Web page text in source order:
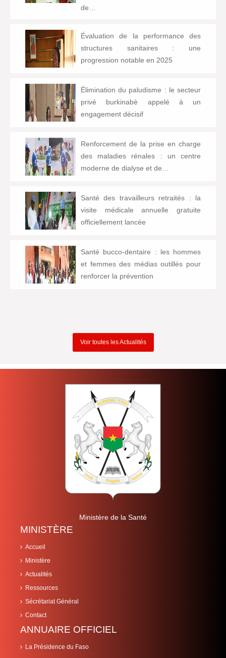
de…
Évaluation de la performance des
structures sanitaires : une
progression notable en 2025
Élimination du paludisme : le secteur
privé burkinabè appelé à un
engagement décisif
Renforcement de la prise en charge
des maladies rénales : un centre
moderne de dialyse et de…
Santé des travailleurs retraités : la
visite médicale annuelle gratuite
officiellement lancée
Santé bucco-dentaire : les hommes
et femmes des médias outillés pour
renforcer la prévention
Voir toutes les Actualités
Ministère de la Santé
MINISTÈRE
Accueil
Ministère
Actualités
Ressources
Sécrétariat Général
Contact
ANNUAIRE OFFICIEL
La Présidence du Faso